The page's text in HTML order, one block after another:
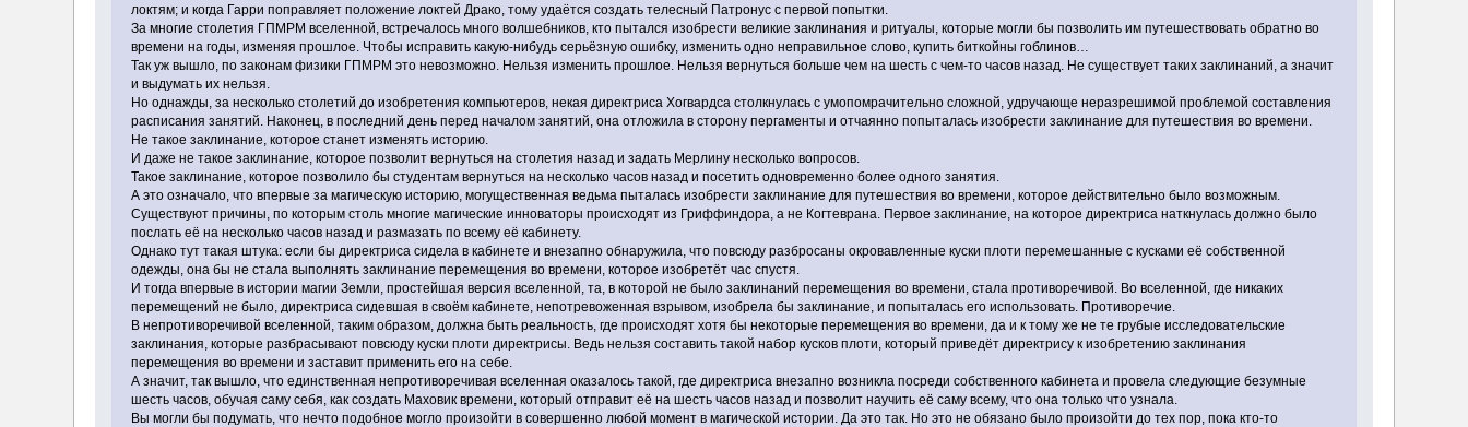
локтям; и когда Гарри поправляет положение локтей Драко, тому удаётся создать телесный Патронус с первой попытки.
За многие столетия ГПМРМ вселенной, встречалось много волшебников, кто пытался изобрести великие заклинания и ритуалы, которые могли бы позволить им путешествовать обратно во
времени на годы, изменяя прошлое. Чтобы исправить какую-нибудь серьёзную ошибку, изменить одно неправильное слово, купить биткойны гоблинов…
Так уж вышло, по законам физики ГПМРМ это невозможно. Нельзя изменить прошлое. Нельзя вернуться больше чем на шесть с чем-то часов назад. Не существует таких заклинаний, а значит
и выдумать их нельзя.
Но однажды, за несколько столетий до изобретения компьютеров, некая директриса Хогвардса столкнулась с умопомрачительно сложной, удручающе неразрешимой проблемой составления
расписания занятий. Наконец, в последний день перед началом занятий, она отложила в сторону пергаменты и отчаянно попыталась изобрести заклинание для путешествия во времени.
Не такое заклинание, которое станет изменять историю.
И даже не такое заклинание, которое позволит вернуться на столетия назад и задать Мерлину несколько вопросов.
Такое заклинание, которое позволило бы студентам вернуться на несколько часов назад и посетить одновременно более одного занятия.
А это означало, что впервые за магическую историю, могущественная ведьма пыталась изобрести заклинание для путешествия во времени, которое действительно было возможным.
Существуют причины, по которым столь многие магические инноваторы происходят из Гриффиндора, а не Когтеврана. Первое заклинание, на которое директриса наткнулась должно было
послать её на несколько часов назад и размазать по всему её кабинету.
Однако тут такая штука: если бы директриса сидела в кабинете и внезапно обнаружила, что повсюду разбросаны окровавленные куски плоти перемешанные с кусками её собственной
одежды, она бы не стала выполнять заклинание перемещения во времени, которое изобретёт час спустя.
И тогда впервые в истории магии Земли, простейшая версия вселенной, та, в которой не было заклинаний перемещения во времени, стала противоречивой. Во вселенной, где никаких
перемещений не было, директриса сидевшая в своём кабинете, непотревоженная взрывом, изобрела бы заклинание, и попыталась его использовать. Противоречие.
В непротиворечивой вселенной, таким образом, должна быть реальность, где происходят хотя бы некоторые перемещения во времени, да и к тому же не те грубые исследовательские
заклинания, которые разбрасывают повсюду куски плоти директрисы. Ведь нельзя составить такой набор кусков плоти, который приведёт директрису к изобретению заклинания
перемещения во времени и заставит применить его на себе.
А значит, так вышло, что единственная непротиворечивая вселенная оказалось такой, где директриса внезапно возникла посреди собственного кабинета и провела следующие безумные
шесть часов, обучая саму себя, как создать Маховик времени, который отправит её на шесть часов назад и позволит научить её саму всему, что она только что узнала.
Вы могли бы подумать, что нечто подобное могло произойти в совершенно любой момент в магической истории. Да это так. Но это не обязано было произойти до тех пор, пока кто-то